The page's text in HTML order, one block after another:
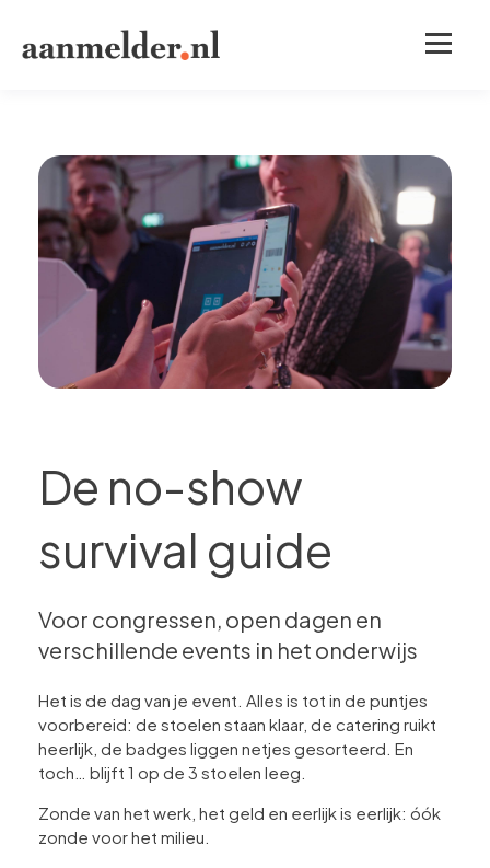
De no-show
survival guide
Voor congressen, open dagen en
verschillende events in het onderwijs
Het is de dag van je event. Alles is tot in de puntjes
voorbereid: de stoelen staan klaar, de catering ruikt
heerlijk, de badges liggen netjes gesorteerd. En
toch… blijft 1 op de 3 stoelen leeg.
Zonde van het werk, het geld en eerlijk is eerlijk: óók
zonde voor het milieu.